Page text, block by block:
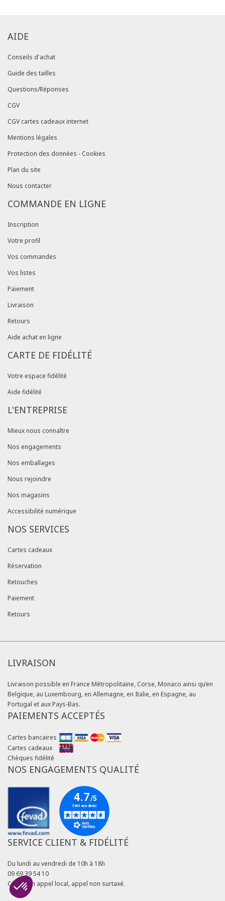
AIDE
Conseils d'achat
Guide des tailles
Questions/Réponses
CGV
CGV cartes cadeaux internet
Mentions légales
Protection des données - Cookies
Plan du site
Nous contacter
COMMANDE EN LIGNE
Inscription
Votre profil
Vos commandes
Vos listes
Paiement
Livraison
Retours
Aide achat en ligne
CARTE DE FIDÉLITÉ
Votre espace fidélité
Aide fidélité
L'ENTREPRISE
Mieux nous connaître
Nos engagements
Nos emballages
Nous rejoindre
Nos magasins
Accessibilité numérique
NOS SERVICES
Cartes cadeaux
Réservation
Retouches
Paiement
Retours
LIVRAISON
Livraison possible en France Métropolitaine, Corse, Monaco ainsi qu’en
Belgique, au Luxembourg, en Allemagne, en Italie, en Espagne, au
Portugal et aux Pays-Bas.
PAIEMENTS ACCEPTÉS
Cartes bancaires
Cartes cadeaux
Chèques fidélité
NOS ENGAGEMENTS QUALITÉ
SERVICE CLIENT & FIDÉLITÉ
Du lundi au vendredi de 10h à 18h
09 69 39 54 10
Coût d'un appel local, appel non surtaxé.